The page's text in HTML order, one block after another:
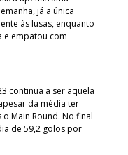
já a única
às lusas, enquanto
e empatou com
continua a ser aquela
da média ter
Main Round. No final
de 59,2 golos por